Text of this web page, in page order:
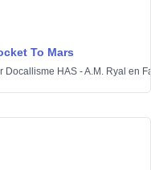
To Mars
Docallisme HAS - A.M. Ryal en